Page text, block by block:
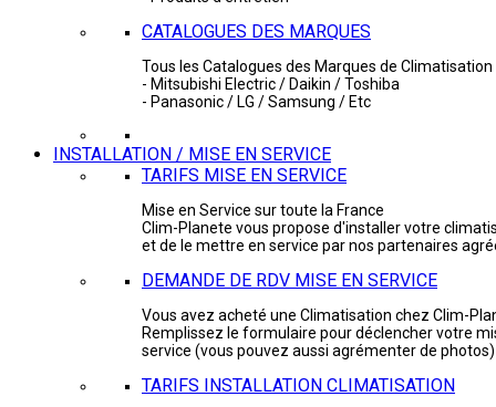
CATALOGUES DES MARQUES
Tous les Catalogues des Marques de Climatisation
- Mitsubishi Electric / Daikin / Toshiba
- Panasonic / LG / Samsung / Etc
INSTALLATION / MISE EN SERVICE
TARIFS MISE EN SERVICE
Mise en Service sur toute la France
Clim-Planete vous propose d'installer votre
et de le mettre en service par nos partenaires
DEMANDE DE RDV MISE EN SERVICE
Vous avez acheté une Climatisation chez Clim-
Remplissez le formulaire pour déclencher votre
service (vous pouvez aussi agrémenter de photos)
TARIFS INSTALLATION CLIMATISATION